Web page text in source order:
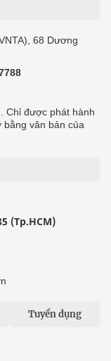
68 Dương
Chỉ được phát hành
bằng văn bản của
(Tp.HCM)
Tuyển dụng